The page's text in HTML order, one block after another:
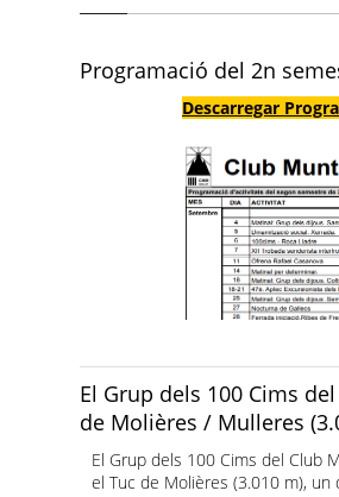
Programació del 2n
Descarregar
El Grup dels 100 Cims
de Molières / Mulleres
El Grup dels 100 Cims del Club
el Tuc de Molières (3.010 m),